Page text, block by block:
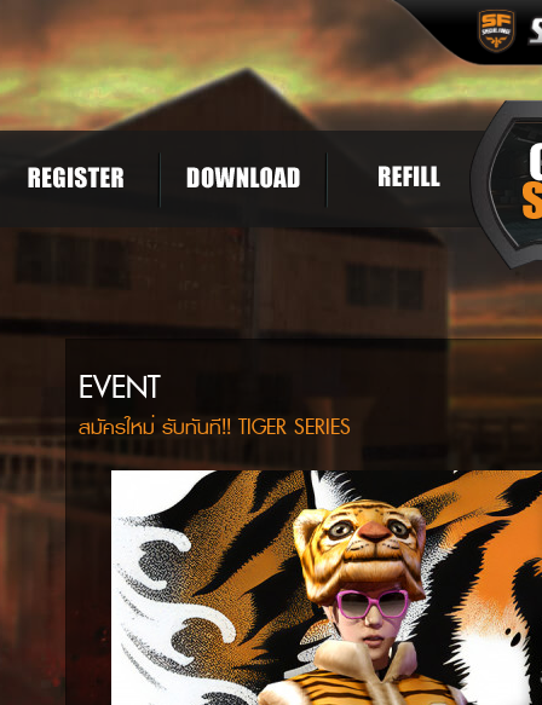
EVENT
สมัครใหม่ รับทันที!! TIGER SERIES